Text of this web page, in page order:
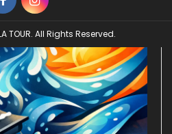
TOUR. All Rights Reserved.